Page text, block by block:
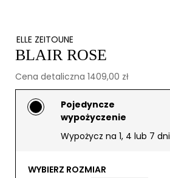
ELLE ZEITOUNE
BLAIR ROSE
Cena detaliczna 1409,00 zł
Pojedyncze
wypożyczenie
Wypożycz na 1, 4 lub 7 dni
WYBIERZ ROZMIAR